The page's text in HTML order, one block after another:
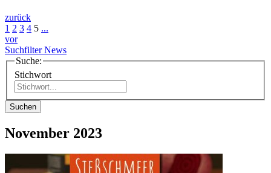
zurück
1 2 3 4 5 ...
vor
Suchfilter News
Suche:
Stichwort
Suchen
November 2023